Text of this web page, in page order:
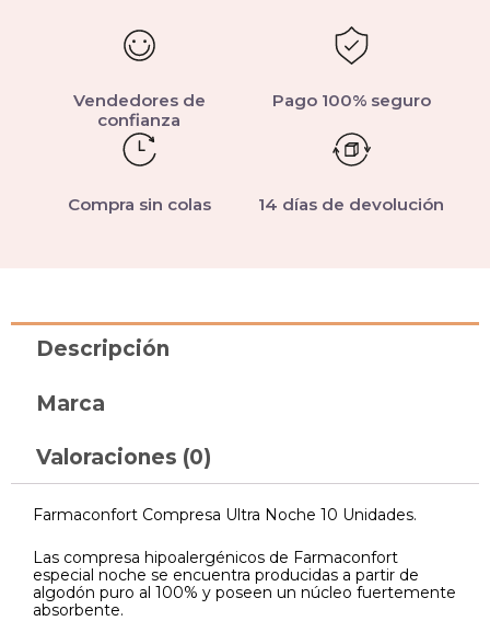
Vendedores de
confianza
Pago 100% seguro
Compra sin colas 14 días de devolución
Descripción
Marca
Valoraciones (0)
Farmaconfort Compresa Ultra Noche 10 Unidades.
Las compresa hipoalergénicos de Farmaconfort
especial noche se encuentra producidas a partir de
algodón puro al 100% y poseen un núcleo fuertemente
absorbente.